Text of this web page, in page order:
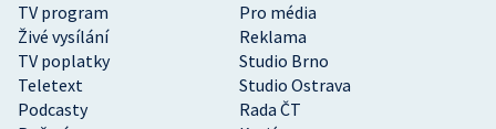
TV program
Pro média
Živé vysílání
Reklama
TV poplatky
Studio Brno
Teletext
Studio Ostrava
Podcasty
Rada ČT